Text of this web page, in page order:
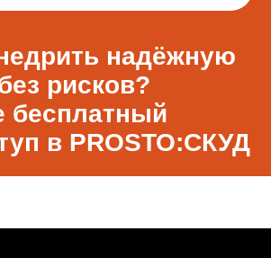
надёжную
рисков?
бесплатный
в PROSTO:СКУД